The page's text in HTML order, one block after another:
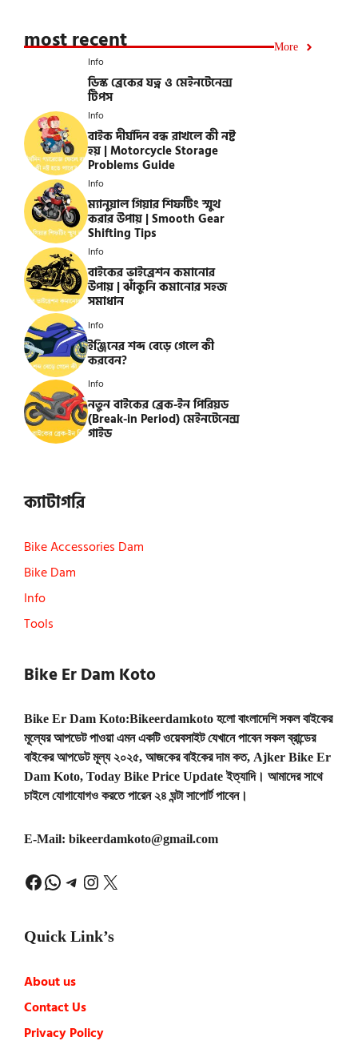
most recent More
Info
ডিস্ক ব্রেকের যত্ন ও মেইনটেনেন্স
টিপস
Info
বাইক দীর্ঘদিন বন্ধ রাখলে কী নষ্ট
হয় | Motorcycle Storage
Problems Guide
Info
ম্যানুয়াল গিয়ার শিফটিং স্মুথ
করার উপায় | Smooth Gear
Shifting Tips
Info
বাইকের ভাইব্রেশন কমানোর
উপায় | ঝাঁকুনি কমানোর সহজ
সমাধান
Info
ইঞ্জিনের শব্দ বেড়ে গেলে কী
করবেন?
Info
নতুন বাইকের ব্রেক-ইন পিরিয়ড
(Break-in Period) মেইনটেনেন্স
গাইড
ক্যাটাগরি
Bike Accessories Dam
Bike Dam
Info
Tools
Bike Er Dam Koto
Bike Er Dam Koto:Bikeerdamkoto হলো বাংলাদেশি সকল বাইকের
মূল্যের আপডেট পাওয়া এমন একটি ওয়েবসাইট যেখানে পাবেন সকল ব্রান্ডের
বাইকের আপডেট মূল্য ২০২৫, আজকের বাইকের দাম কত, Ajker Bike Er
Dam Koto, Today Bike Price Update ইত্যাদি। আমাদের সাথে
চাইলে যোগাযোগও করতে পারেন ২৪ ঘন্টা সাপোর্ট পাবেন।
E-Mail: bikeerdamkoto@gmail.com
Facebook
WhatsApp
Telegram
Instagram
X
Quick Link’s
About us
Contact Us
Privacy Policy